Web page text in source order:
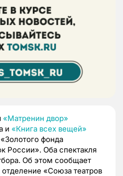
«Матренин двор»
и «Книга всех вещей»
фонда
России». Оба спектакля
Об этом сообщает
«Союза театров